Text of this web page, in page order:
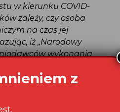
w kierunku COVID-
zależy, czy osoba
na czas jej
iż „Narodowy
wykonania
warunkiem-udzialu-w-
interwencje